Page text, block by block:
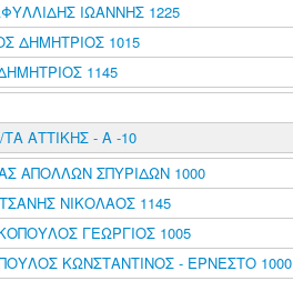
ΙΩΑΝΝΗΣ 1225
ΔΗΜΗΤΡΙΟΣ 1015
1145
ΑΤΤΙΚΗΣ - Α -10
ΑΠΟΛΛΩΝ ΣΠΥΡΙΔΩΝ 1000
ΝΙΚΟΛΑΟΣ 1145
ΓΕΩΡΓΙΟΣ 1005
ΚΩΝΣΤΑΝΤΙΝΟΣ - ΕΡΝΕΣΤΟ 1000